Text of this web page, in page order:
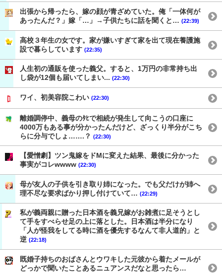
出張から帰ったら、嫁の顔が青ざめていた。俺「一体何が
あったんだ？」嫁「…」→子供たちに話を聞くと… (22:39)
高校３年生の女です。家が嫌いすぎて家を出て現在養護施
設で暮らしています (22:35)
人生初の通販を使った義父。すると、1万円の非常持ち出
し袋が12個も届いてしまい... (22:30)
ワイ、初美容院こわい (22:30)
離婚調停中、義母のﾀﾋで相続が発生して向こうの口座に
4000万もある事が分かったんだけど、ざっくり半分がこち
らに分与でしょ…….？ (22:30)
【愛憎劇】ツン鬼嫁をドMに変えた結果、最後に分かった
事実がコレwwww (22:30)
母が友人の子供を引き取り姉になった。でも父だけが姉へ
理不尽な要求ばかり押し付けていて… (22:29)
私が義両親に贈った日本酒を義兄嫁がお雑煮に足そうとし
て手をすべらせ足の上に落とした。日本酒は半分になり
「人が怪我をしてる時に酒を優先するなんて非人道的」と
逆 (22:18)
既婚子持ちのおばさんとウワキした元彼から着たメールが
どっかで聞いたことあるニュアンスだなと思ったら…